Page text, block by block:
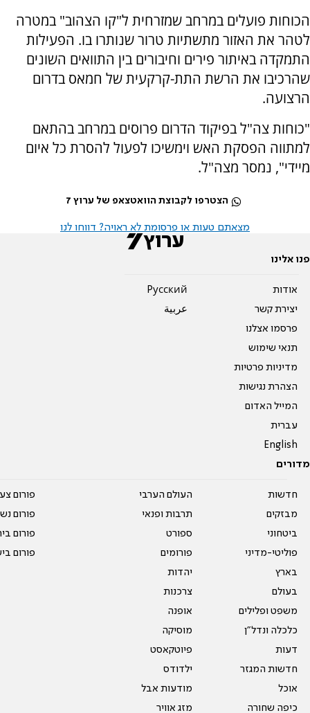
הכוחות פועלים במרחב שמזרחית ל"קו הצהוב" במטרה
לטהר את האזור מתשתיות טרור שנותרו בו. הפעילות
התמקדה באיתור פירים וחיבורים בין התוואים השונים
שהרכיבו את הרשת התת-קרקעית של חמאס בדרום
הרצועה.
"כוחות צה"ל בפיקוד הדרום פרוסים במרחב בהתאם
למתווה הפסקת האש וימשיכו לפעול להסרת כל איום
מיידי", נמסר מצה"ל.
הצטרפו לקבוצת הוואטצאפ של ערוץ 7
מצאתם טעות או פרסומת לא ראויה? דווחו לנו
פנו אלינו
אודות
יצירת קשר
פרסמו אצלנו
תנאי שימוש
מדיניות פרטיות
הצהרת נגישות
המייל האדום
עברית
English
Pусский
عربية
מדורים
חדשות
מבזקים
ביטחוני
פוליטי-מדיני
בארץ
בעולם
משפט ופלילים
כלכלה ונדל"ן
דעות
חדשות המגזר
אוכל
כיפה שחורה
העולם הערבי
תרבות ופנאי
ספורט
פורומים
יהדות
צרכנות
אופנה
מוסיקה
פיוטקאסט
ילדודס
מודעות אבל
מזג אוויר
פורום
פורום
פורום
פורום